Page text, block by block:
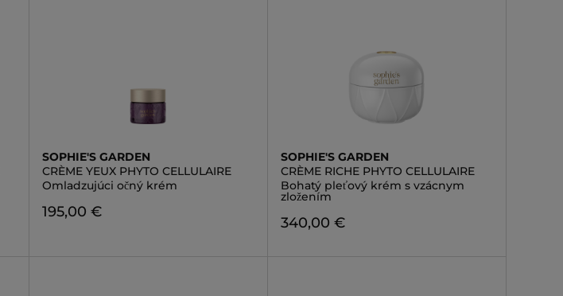
SOPHIE'S GARDEN
CRÈME YEUX PHYTO CELLULAIRE
Omladzujúci očný krém
195,00 €
SOPHIE'S GARDEN
CRÈME RICHE PHYTO CELLULAIRE
Bohatý pleťový krém s vzácnym
zložením
340,00 €